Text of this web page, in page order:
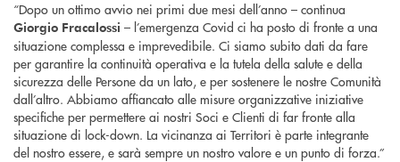
“Dopo un ottimo avvio nei primi due mesi dell’anno – continua
Giorgio Fracalossi – l’emergenza Covid ci ha posto di fronte a una
situazione complessa e imprevedibile. Ci siamo subito dati da fare
per garantire la continuità operativa e la tutela della salute e della
sicurezza delle Persone da un lato, e per sostenere le nostre Comunità
dall’altro. Abbiamo affiancato alle misure organizzative iniziative
specifiche per permettere ai nostri Soci e Clienti di far fronte alla
situazione di lock-down. La vicinanza ai Territori è parte integrante
del nostro essere, e sarà sempre un nostro valore e un punto di forza.”